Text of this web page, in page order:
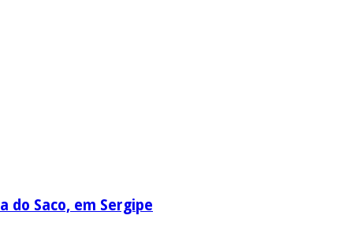
do Saco, em Sergipe